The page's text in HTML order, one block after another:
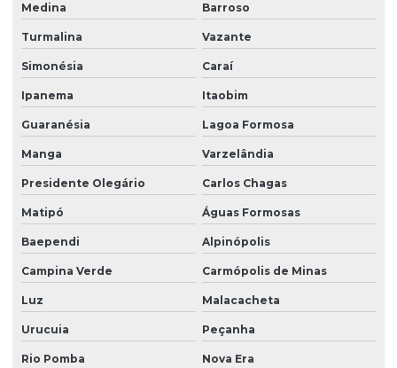
Medina Barroso
Turmalina Vazante
Simonésia Caraí
Ipanema Itaobim
Guaranésia Lagoa Formosa
Manga Varzelândia
Presidente Olegário Carlos Chagas
Matipó Águas Formosas
Baependi Alpinópolis
Campina Verde Carmópolis de Minas
Luz Malacacheta
Urucuia Peçanha
Rio Pomba Nova Era